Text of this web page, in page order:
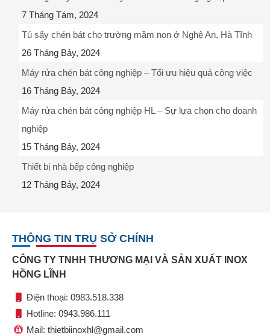
7 Tháng Tám, 2024
Tủ sấy chén bát cho trường mầm non ở Nghệ An, Hà Tĩnh
26 Tháng Bảy, 2024
Máy rửa chén bát công nghiệp – Tối ưu hiệu quả công việc
16 Tháng Bảy, 2024
Máy rửa chén bát công nghiệp HL – Sự lựa chọn cho doanh
nghiệp
15 Tháng Bảy, 2024
Thiết bị nhà bếp công nghiệp
12 Tháng Bảy, 2024
THÔNG TIN TRỤ SỞ CHÍNH
CÔNG TY TNHH THƯƠNG MẠI VÀ SẢN XUẤT INOX
HỒNG LĨNH
Điện thoại: 0983.518.338
Hotline: 0943.986.111
Mail: thietbiinoxhl@gmail.com